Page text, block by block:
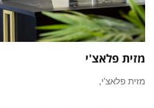
מזית פלאצ'י
מזית פלאצ'י,